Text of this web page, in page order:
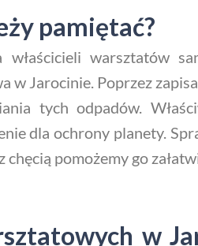
pamiętać?
warsztatów
w Jarocinie. Poprzez
tych odpadów.
dla ochrony planety.
pomożemy go
w